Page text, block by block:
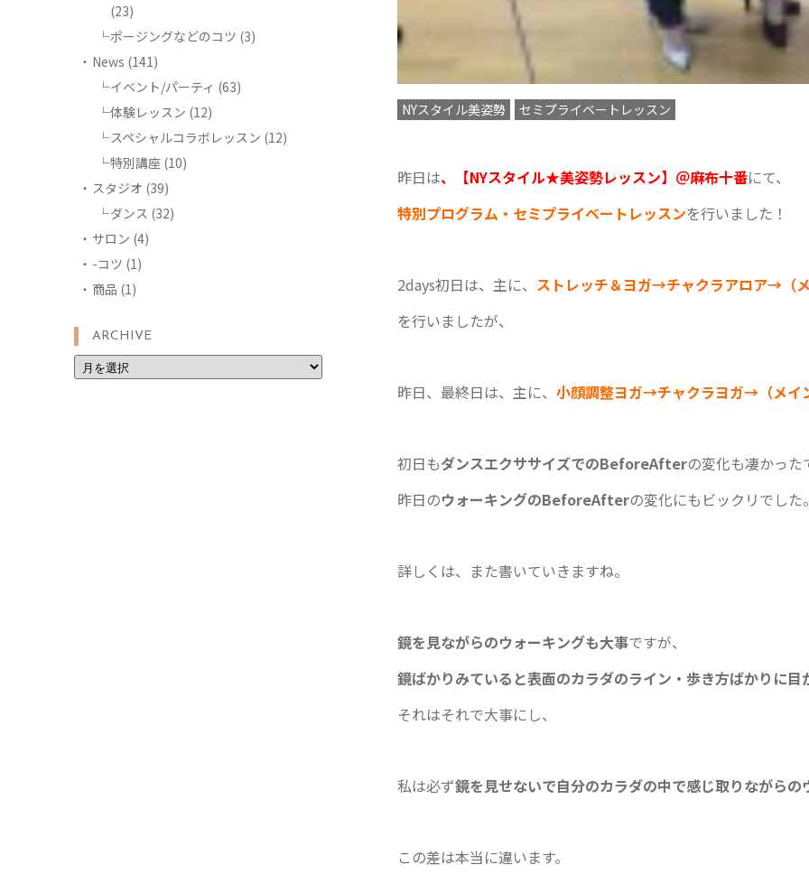
(23)
ポージングなどのコツ (3)
News (141)
イベント/パーティ (63)
体験レッスン (12)
スペシャルコラボレッスン (12)
特別講座 (10)
スタジオ (39)
ダンス (32)
サロン (4)
-コツ (1)
商品 (1)
ARCHIVE
NYスタイル美姿勢 セミプライベートレッスン
昨日は、【NYスタイル★美姿勢レッスン】＠麻布十番にて、
特別プログラム・セミプライベートレッスンを行いました！
2days初日は、主に、 ストレッチ＆ヨガ→チャクラアロア→（
を行いましたが、
昨日、最終日は、主に、 小顔調整ヨガ→チャクラヨガ→（メイ
初日もダンスエクササイズでのBeforeAfterの変化も凄かった
昨日のウォーキングのBeforeAfterの変化にもビックリでした。
詳しくは、また書いていきますね。
鏡を見ながらのウォーキングも大事ですが、
鏡ばかりみていると表面のカラダのライン・歩き方ばかりに目
それはそれで大事にし、
私は必ず鏡を見せないで自分のカラダの中で感じ取りながらの
この差は本当に違います。